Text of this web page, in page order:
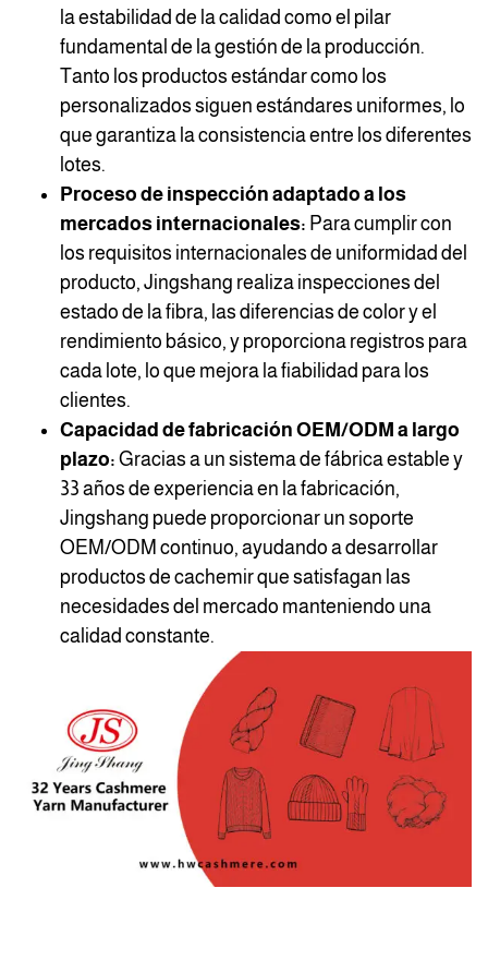
la estabilidad de la calidad como el pilar
fundamental de la gestión de la producción.
Tanto los productos estándar como los
personalizados siguen estándares uniformes, lo
que garantiza la consistencia entre los diferentes
lotes.
Proceso de inspección adaptado a los
mercados internacionales: Para cumplir con
los requisitos internacionales de uniformidad del
producto, Jingshang realiza inspecciones del
estado de la fibra, las diferencias de color y el
rendimiento básico, y proporciona registros para
cada lote, lo que mejora la fiabilidad para los
clientes.
Capacidad de fabricación OEM/ODM a largo
plazo: Gracias a un sistema de fábrica estable y
33 años de experiencia en la fabricación,
Jingshang puede proporcionar un soporte
OEM/ODM continuo, ayudando a desarrollar
productos de cachemir que satisfagan las
necesidades del mercado manteniendo una
calidad constante.